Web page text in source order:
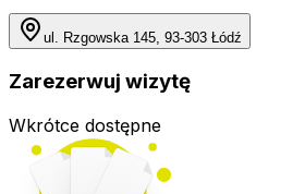
ul. Rzgowska 145, 93-303 Łódź
Zarezerwuj wizytę
Wkrótce dostępne